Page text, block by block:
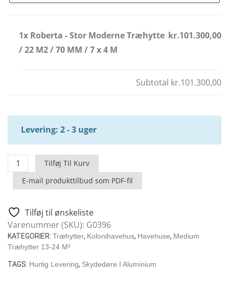
1x Roberta - Stor Moderne Træhytte
/ 22 M2 / 70 MM / 7 x 4 M
kr.101.300,00
Subtotal kr.101.300,00
Levering: 2 - 3 uger
Roberta
-
Stor
Træhytte
/
22
M2
/
70
Tilføj Til Kurv
E-mail produkttilbud som PDF-fil
Tilføj til ønskeliste
Varenummer (SKU): G0396
KATEGORIER: Træhytter, Kolonihavehus, Havehuse, Medium
Træhytter 13-24 M²
TAGS: Hurtig Levering, Skydedøre I Aluminium